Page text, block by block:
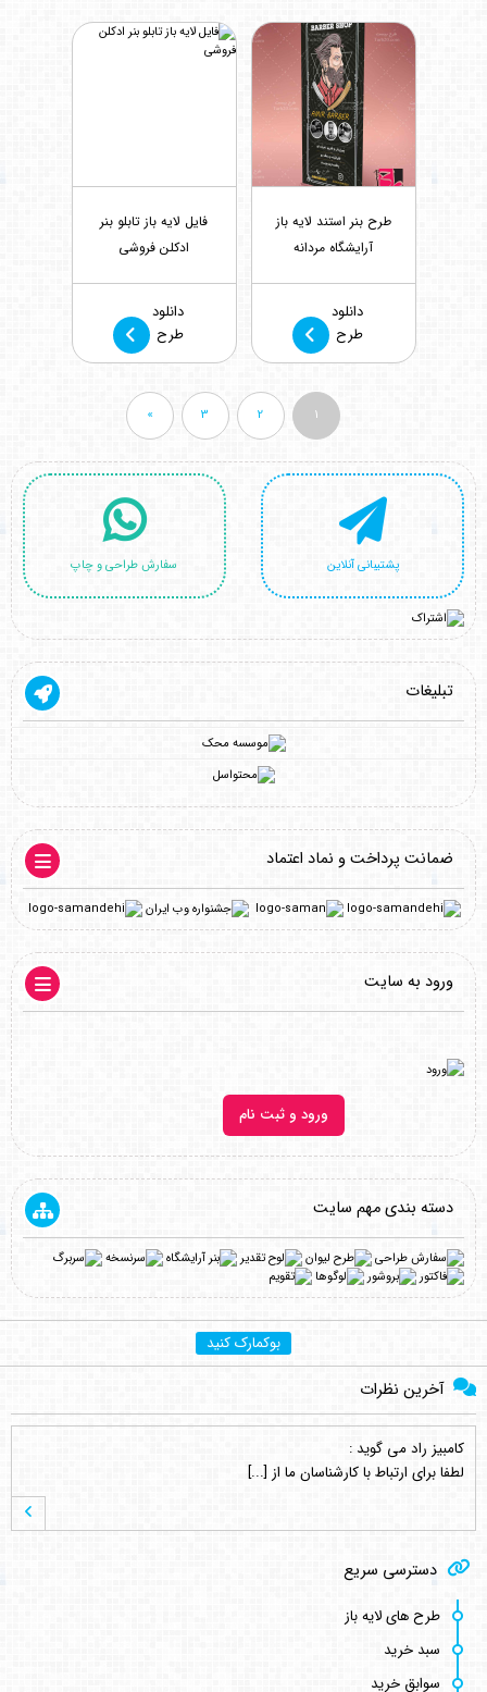
طرح بنر استند لایه باز
آرایشگاه مردانه
دانلود
طرح
فایل لایه باز تابلو بنر
ادکلن فروشی
دانلود
طرح
1
2
3
»
پشتیبانی آنلاین سفارش طراحی و چاپ
تبلیغات
ضمانت پرداخت و نماد اعتماد
ورود به سایت
ورود و ثبت نام
دسته بندی مهم سایت
بوکمارک کنید
آخرین نظرات
کامبیز رادمی گوید :
لطفا برای ارتباط با کارشناسان ما از [...]
کامبیز رادمی گوید :
دسترسی سریع
طرح های لایه باز
سبد خرید
سوابق خرید